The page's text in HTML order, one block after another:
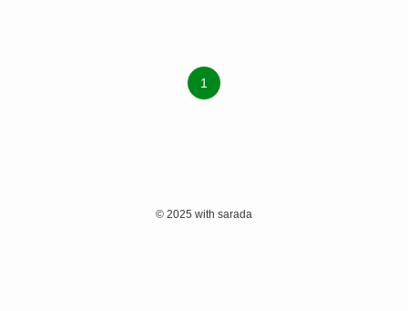
1
© 2025 with sarada